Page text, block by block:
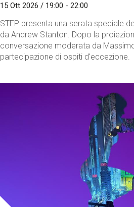
15 Ott 2026 / 19:00 - 22:00
STEP presenta una serata speciale
da Andrew Stanton. Dopo la
conversazione moderata da
partecipazione di ospiti d'eccezione.